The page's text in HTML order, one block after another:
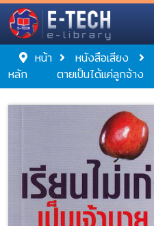
หน้า
หลัก
หนังสือเสียง
ตายเป็นได้แค่ลูกจ้าง